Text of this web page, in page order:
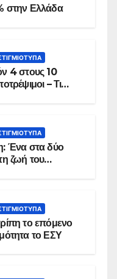
στην Ελλάδα
4 στους 10
– Τι
Ένα στα δύο
ζωή του
το επόμενο
το ΕΣΥ